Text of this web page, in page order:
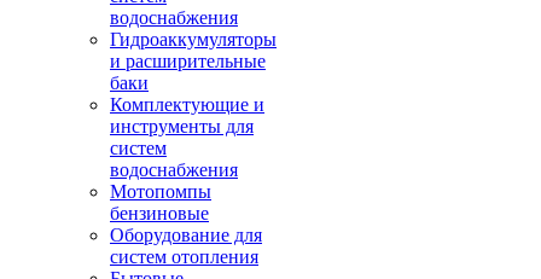
водоснабжения
Гидроаккумуляторы
и расширительные
баки
Комплектующие и
инструменты для
систем
водоснабжения
Мотопомпы
бензиновые
Оборудование для
систем отопления